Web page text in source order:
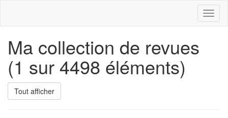
Ma collection de revues
(1 sur 4498 éléments)
Tout afficher